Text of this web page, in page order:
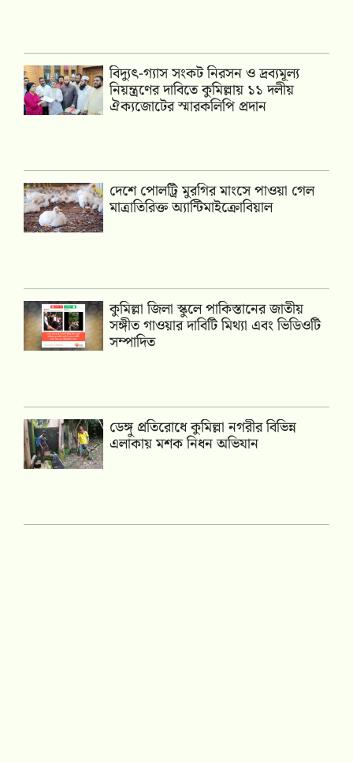
‎বিদ্যুৎ-গ্যাস সংকট নিরসন ও দ্রব্যমূল্য
নিয়ন্ত্রণের দাবিতে কুমিল্লায় ১১ দলীয়
ঐক‍্যজোটের স্মারকলিপি প্রদান
দেশে পোলট্রি মুরগির মাংসে পাওয়া গেল
মাত্রাতিরিক্ত অ্যান্টিমাইক্রোবিয়াল
কুমিল্লা জিলা স্কুলে পাকিস্তানের জাতীয়
সঙ্গীত গাওয়ার দাবিটি মিথ্যা এবং ভিডিওটি
সম্পাদিত
ডেঙ্গু প্রতিরোধে কুমিল্লা নগরীর বিভিন্ন
এলাকায় মশক নিধন অভিযান